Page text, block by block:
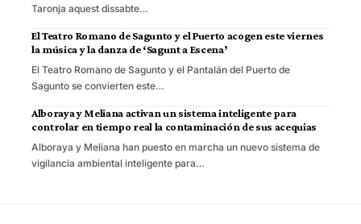
Taronja aquest dissabte…
El Teatro Romano de Sagunto y el Puerto acogen este viernes
la música y la danza de ‘Sagunt a Escena’
El Teatro Romano de Sagunto y el Pantalán del Puerto de
Sagunto se convierten este…
Alboraya y Meliana activan un sistema inteligente para
controlar en tiempo real la contaminación de sus acequias
Alboraya y Meliana han puesto en marcha un nuevo sistema de
vigilancia ambiental inteligente para…